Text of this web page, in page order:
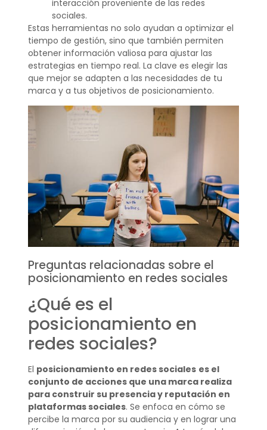
interacción proveniente de las redes
sociales.
Estas herramientas no solo ayudan a optimizar el
tiempo de gestión, sino que también permiten
obtener información valiosa para ajustar las
estrategias en tiempo real. La clave es elegir las
que mejor se adapten a las necesidades de tu
marca y a tus objetivos de posicionamiento.
Preguntas relacionadas sobre el
posicionamiento en redes sociales
¿Qué es el
posicionamiento en
redes sociales?
El posicionamiento en redes sociales es el
conjunto de acciones que una marca realiza
para construir su presencia y reputación en
plataformas sociales. Se enfoca en cómo se
percibe la marca por su audiencia y en lograr una